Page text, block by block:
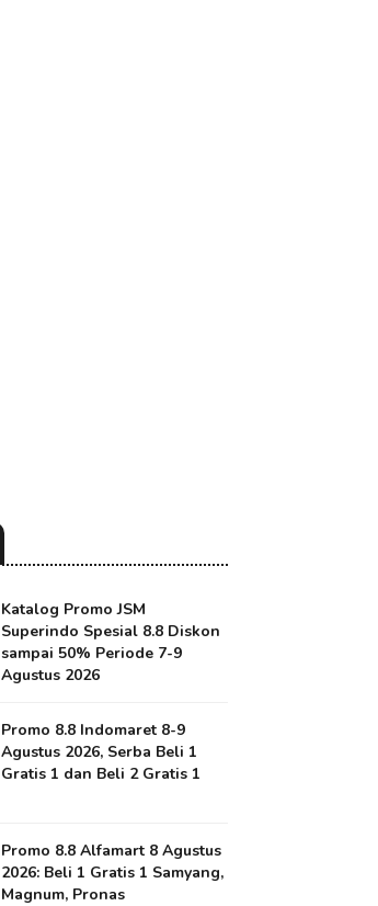
Katalog Promo JSM
Superindo Spesial 8.8 Diskon
sampai 50% Periode 7-9
Agustus 2026
Promo 8.8 Indomaret 8-9
Agustus 2026, Serba Beli 1
Gratis 1 dan Beli 2 Gratis 1
Promo 8.8 Alfamart 8 Agustus
2026: Beli 1 Gratis 1 Samyang,
Magnum, Pronas